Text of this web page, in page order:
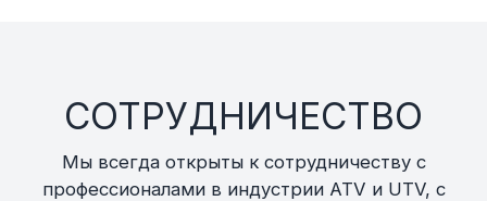
СОТРУДНИЧЕСТВО
Мы всегда открыты к сотрудничеству с
профессионалами в индустрии ATV и UTV, с